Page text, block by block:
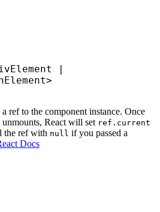
>
ref to the component instance. Once
unmounts, React will set ref.current
the ref with null if you passed a
Docs